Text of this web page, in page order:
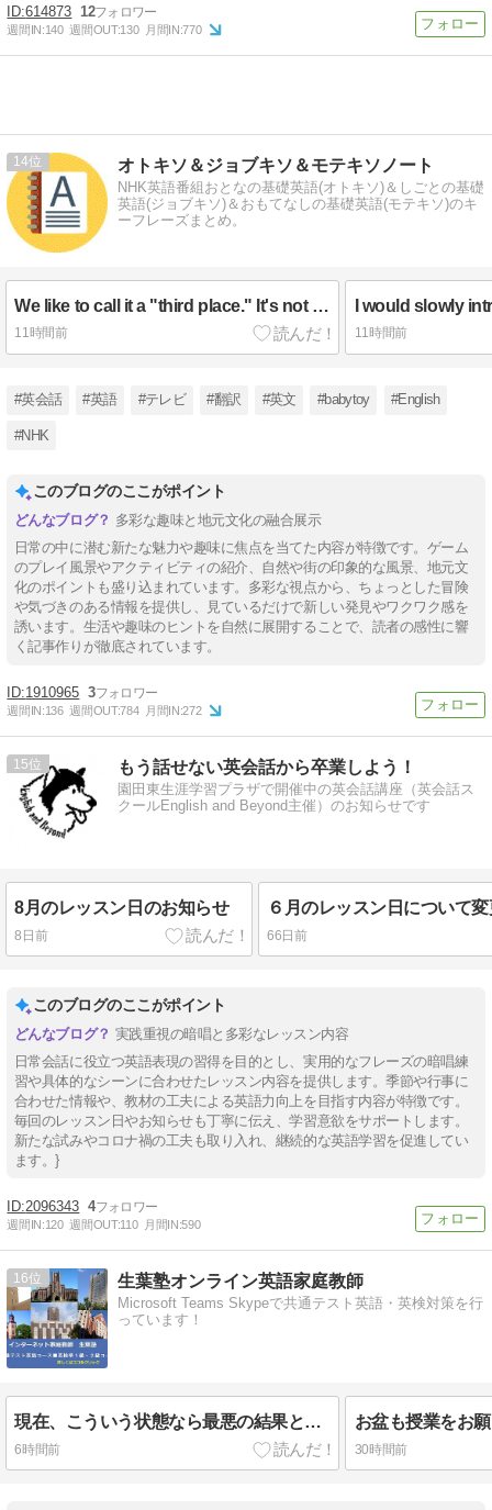
614873 12
週間IN:140 週間OUT:130 月間IN:770
14 オトキソ＆ジョブキソ＆モテキソノート
NHK英語番組おとなの基礎英語(オトキソ)＆しごとの基礎
英語(ジョブキソ)＆おもてなしの基礎英語(モテキソ)のキ
ーフレーズまとめ。
We like to call it a "third place." It's not your home. It's not your work.
11時間前 11時間前
#英会話 #英語 #テレビ #翻訳 #英文 #babytoy #English
#NHK
このブログのここがポイント
多彩な趣味と地元文化の融合展示
日常の中に潜む新たな魅力や趣味に焦点を当てた内容が特徴です。ゲーム
のプレイ風景やアクティビティの紹介、自然や街の印象的な風景、地元文
化のポイントも盛り込まれています。多彩な視点から、ちょっとした冒険
や気づきのある情報を提供し、見ているだけで新しい発見やワクワク感を
誘います。生活や趣味のヒントを自然に展開することで、読者の感性に響
く記事作りが徹底されています。
1910965 3
週間IN:136 週間OUT:784 月間IN:272
15 もう話せない英会話から卒業しよう！
園田東生涯学習プラザで開催中の英会話講座（英会話ス
クールEnglish and Beyond主催）のお知らせです
8月のレッスン日のお知らせ
8日前 66日前
このブログのここがポイント
実践重視の暗唱と多彩なレッスン内容
日常会話に役立つ英語表現の習得を目的とし、実用的なフレーズの暗唱練
習や具体的なシーンに合わせたレッスン内容を提供します。季節や行事に
合わせた情報や、教材の工夫による英語力向上を目指す内容が特徴です。
毎回のレッスン日やお知らせも丁寧に伝え、学習意欲をサポートします。
新たな試みやコロナ禍の工夫も取り入れ、継続的な英語学習を促進してい
ます。}
2096343 4
週間IN:120 週間OUT:110 月間IN:590
16 生葉塾オンライン英語家庭教師
Microsoft Teams Skypeで共通テスト英語・英検対策を行
っています！
現在、こういう状態なら最悪の結果となる！
6時間前
お盆も授業をお
30時間前